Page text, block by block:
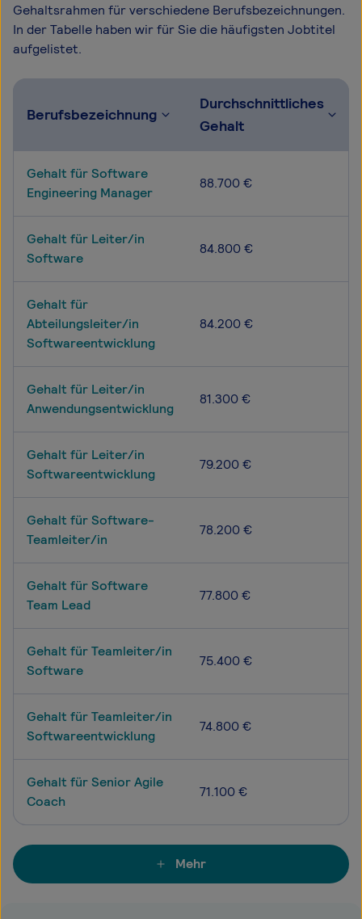
Gehaltsrahmen für verschiedene Berufsbezeichnungen.
In der Tabelle haben wir für Sie die häufigsten Jobtitel
aufgelistet.
Berufsbezeichnung
Durchschnittliches
Gehalt
Gehalt für Software
Engineering Manager
88.700 €
Gehalt für Leiter/in
Software
84.800 €
Gehalt für
Abteilungsleiter/in
Softwareentwicklung
84.200 €
Gehalt für Leiter/in
Anwendungsentwicklung
81.300 €
Gehalt für Leiter/in
Softwareentwicklung
79.200 €
Gehalt für Software-
Teamleiter/in
78.200 €
Gehalt für Software
Team Lead
77.800 €
Gehalt für Teamleiter/in
Software
75.400 €
Gehalt für Teamleiter/in
Softwareentwicklung
74.800 €
Gehalt für Senior Agile
Coach
71.100 €
Mehr